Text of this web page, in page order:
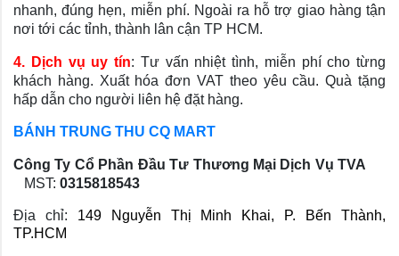
nhanh, đúng hẹn, miễn phí. Ngoài ra hỗ trợ giao hàng tận
nơi tới các tỉnh, thành lân cận TP HCM.
4. Dịch vụ uy tín: Tư vấn nhiệt tình, miễn phí cho từng
khách hàng. Xuất hóa đơn VAT theo yêu cầu. Quà tặng
hấp dẫn cho người liên hệ đặt hàng.
BÁNH TRUNG THU CQ MART
Công Ty Cổ Phần Đầu Tư Thương Mại Dịch Vụ TVA
MST: 0315818543
Địa chỉ:
149 Nguyễn Thị Minh Khai, P. Bến Thành,
TP.HCM